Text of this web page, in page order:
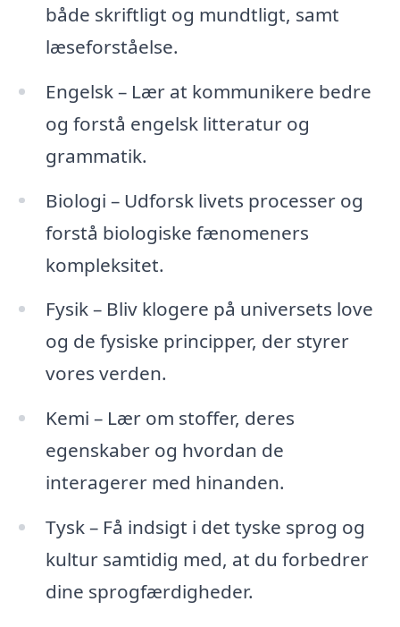
både skriftligt og mundtligt, samt
læseforståelse.
Engelsk – Lær at kommunikere bedre
og forstå engelsk litteratur og
grammatik.
Biologi – Udforsk livets processer og
forstå biologiske fænomeners
kompleksitet.
Fysik – Bliv klogere på universets love
og de fysiske principper, der styrer
vores verden.
Kemi – Lær om stoffer, deres
egenskaber og hvordan de
interagerer med hinanden.
Tysk – Få indsigt i det tyske sprog og
kultur samtidig med, at du forbedrer
dine sprogfærdigheder.